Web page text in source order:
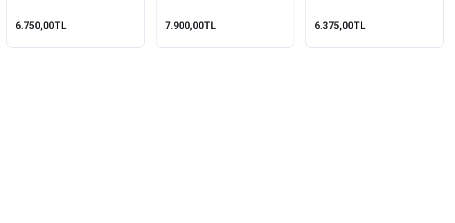
6.750,00TL 7.900,00TL 6.375,00TL